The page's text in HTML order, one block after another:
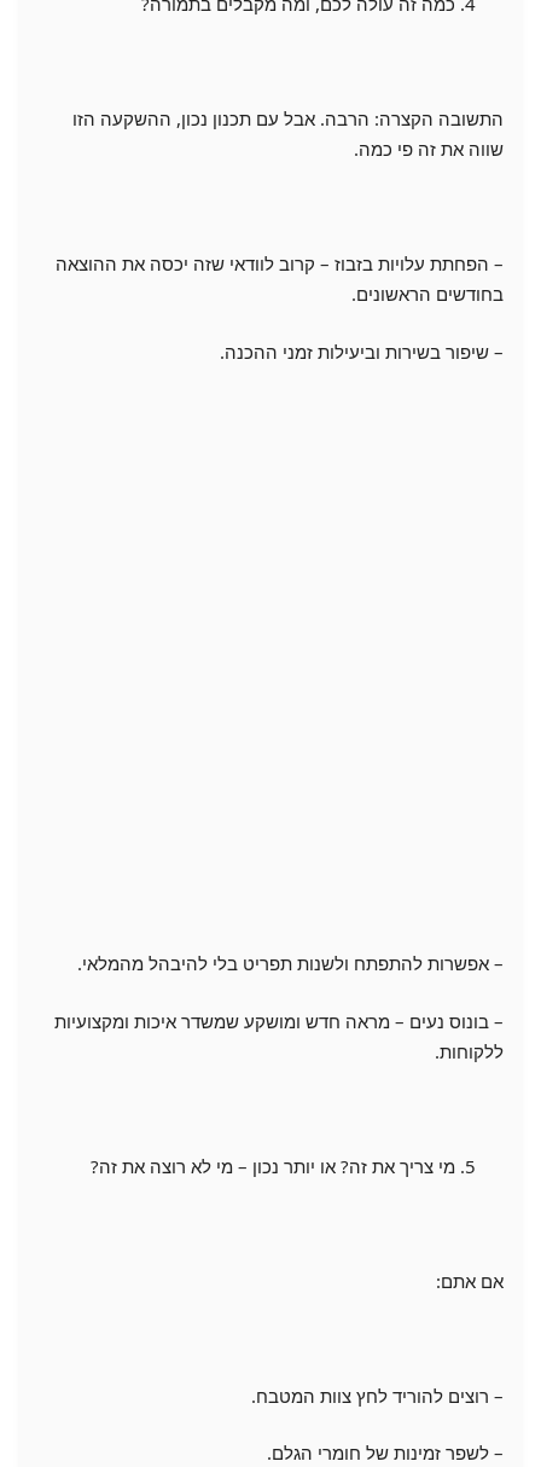
התשובה הקצרה: הרבה. אבל עם תכנון נכון, ההשקעה הזו
שווה את זה פי כמה.
– הפחתת עלויות בזבוז – קרוב לוודאי שזה יכסה את ההוצאה
בחודשים הראשונים.
– שיפור בשירות וביעילות זמני ההכנה.
– אפשרות להתפתח ולשנות תפריט בלי להיבהל מהמלאי.
– בונוס נעים – מראה חדש ומושקע שמשדר איכות ומקצועיות
ללקוחות.
מי צריך את זה? או יותר נכון – מי לא רוצה את זה?
אם אתם:
– רוצים להוריד לחץ צוות המטבח.
– לשפר זמינות של חומרי הגלם.